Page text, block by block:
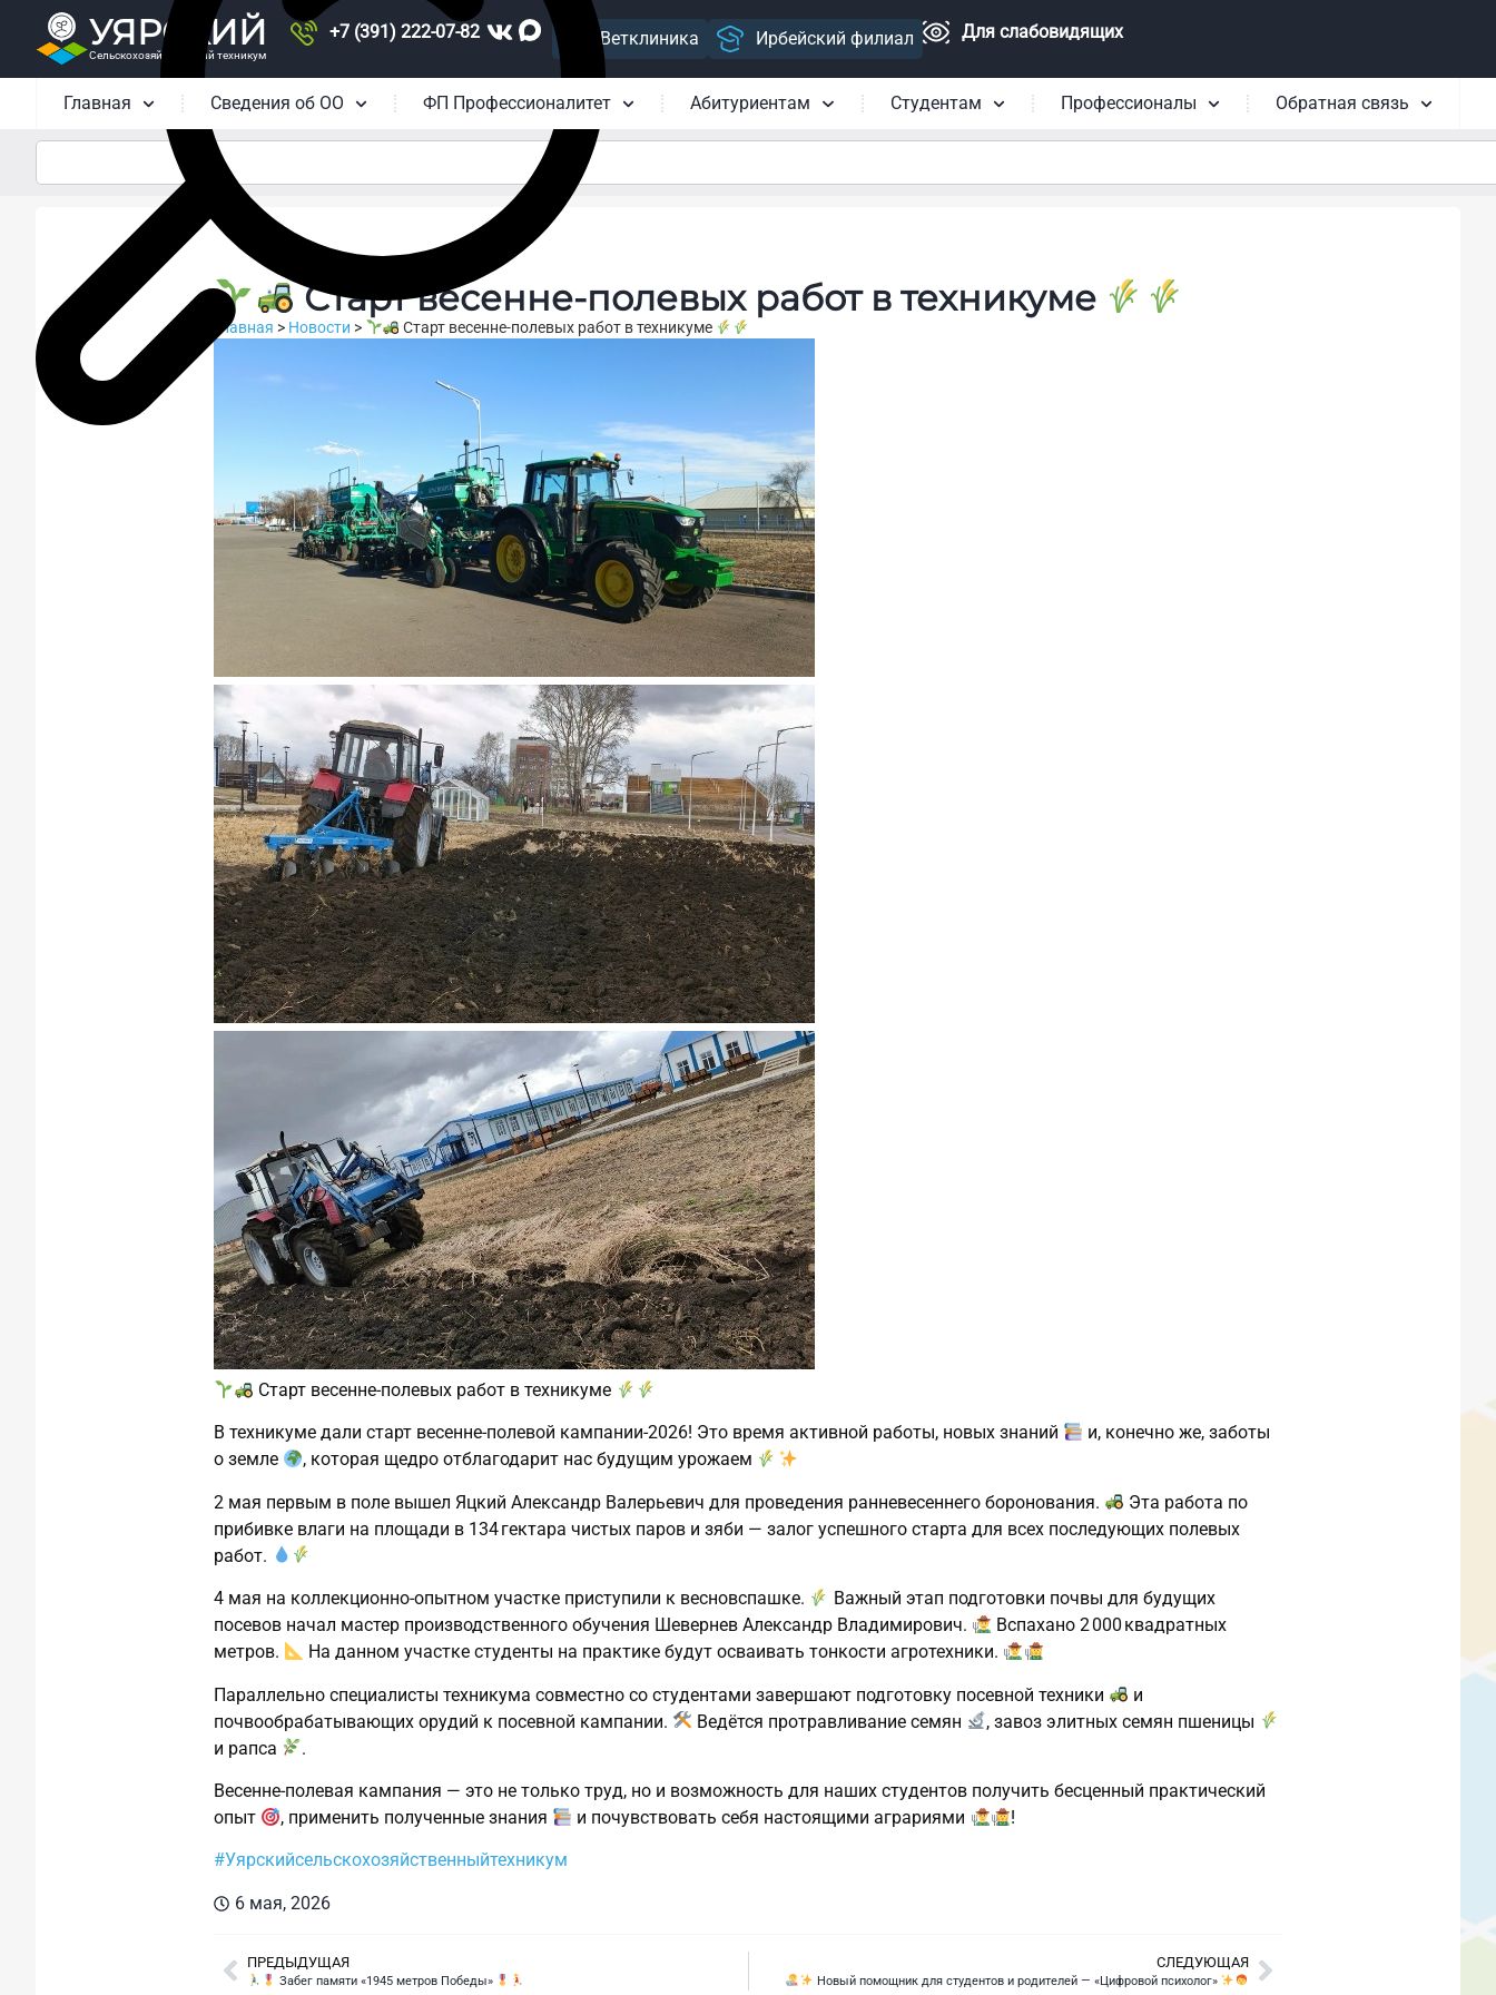
УЯРСКИЙ
Сельскохозяйственный техникум
+7 (391) 222-07-82 Ветклиника Ирбейский филиал Для слабовидящих
Главная Сведения об ОО ФП Профессионалитет Абитуриентам Студентам Профессионалы Обратная связь
Старт весенне‑полевых работ в техникуме
Главная > Новости > Старт весенне‑полевых работ в техникуме
Старт весенне‑полевых работ в техникуме
В техникуме дали старт весенне‑полевой кампании‑2026! Это время активной работы, новых знаний
и, конечно же, заботы
о земле
, которая щедро отблагодарит нас будущим урожаем
2 мая первым в поле вышел Яцкий Александр Валерьевич для проведения ранневесеннего боронования.
Эта работа по
прибивке влаги на площади в 134 гектара чистых паров и зяби — залог успешного старта для всех последующих полевых
работ.
4 мая на коллекционно‑опытном участке приступили к весновспашке.
Важный этап подготовки почвы для будущих
посевов начал мастер производственного обучения Шевернев Александр Владимирович.
Вспахано 2 000 квадратных
метров.
На данном участке студенты на практике будут осваивать тонкости агротехники.
Параллельно специалисты техникума совместно со студентами завершают подготовку посевной техники
и
почвообрабатывающих орудий к посевной кампании.
Ведётся протравливание семян
, завоз элитных семян пшеницы
и рапса
.
Весенне‑полевая кампания — это не только труд, но и возможность для наших студентов получить бесценный практический
опыт
, применить полученные знания и почувствовать себя настоящими аграриями !
#Уярскийсельскохозяйственныйтехникум
6 мая, 2026
ПРЕДЫДУЩАЯ
Забег памяти «1945 метров Победы»
СЛЕДУЮЩАЯ
Новый помощник для студентов и родителей — «Цифровой психолог»